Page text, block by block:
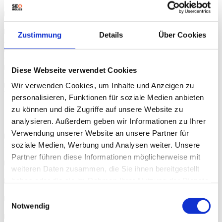
Zustimmung Details Über Cookies
Diese Webseite verwendet Cookies
Wir verwenden Cookies, um Inhalte und Anzeigen zu
personalisieren, Funktionen für soziale Medien anbieten
zu können und die Zugriffe auf unsere Website zu
analysieren. Außerdem geben wir Informationen zu Ihrer
Verwendung unserer Website an unsere Partner für
soziale Medien, Werbung und Analysen weiter. Unsere
Partner führen diese Informationen möglicherweise mit
weiteren Daten zusammen, die Sie ihnen bereitgestellt
Notwendig
Prüfe auf HTTP/2
Nutze eine Caching Lösung
JS/CSS-Dateien verkleinern
Technologie aktuell halten
OnPage SEO
Prüfe, ob der Inhalt mit der Suchabsicht deines Keywords
übereinstimmt
Verwende das Ziel-Keyword in URL, Titel und Überschrift
Setzte einen SEO-orientierten Meta-Titel